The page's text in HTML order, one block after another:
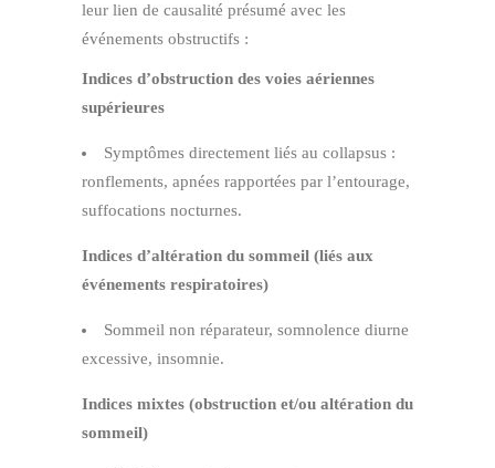
leur lien de causalité présumé avec les
événements obstructifs :
Indices d’obstruction des voies aériennes
supérieures
Symptômes directement liés au collapsus :
ronflements, apnées rapportées par l’entourage,
suffocations nocturnes.
Indices d’altération du sommeil (liés aux
événements respiratoires)
Sommeil non réparateur, somnolence diurne
excessive, insomnie.
Indices mixtes (obstruction et/ou altération du
sommeil)